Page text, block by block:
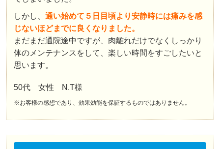
しかし、通い始めて５日目頃より安静時には痛みを感
じないほどまでに良くなりました。
まだまだ通院途中ですが、肉離れだけでなくしっかり
体のメンテナンスをして、楽しい時間をすごしたいと
思います。
50代 女性 N.T様
※お客様の感想であり、効果効能を保証するものではありません。